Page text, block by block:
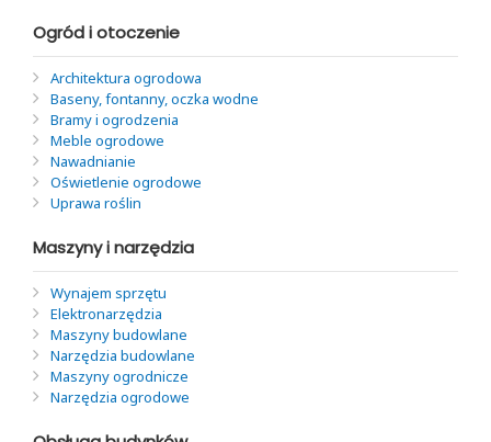
Ogród i otoczenie
Architektura ogrodowa
Baseny, fontanny, oczka wodne
Bramy i ogrodzenia
Meble ogrodowe
Nawadnianie
Oświetlenie ogrodowe
Uprawa roślin
Maszyny i narzędzia
Wynajem sprzętu
Elektronarzędzia
Maszyny budowlane
Narzędzia budowlane
Maszyny ogrodnicze
Narzędzia ogrodowe